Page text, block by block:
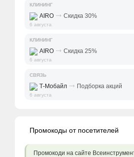
КЛИНИНГ
AIRO ⤑ Скидка 30%
6 августа
КЛИНИНГ
AIRO ⤑ Скидка 25%
6 августа
СВЯЗЬ
Т-Мобайл ⤑ Подборка акций
6 августа
Промокоды от посетителей
Промокоди на сайте